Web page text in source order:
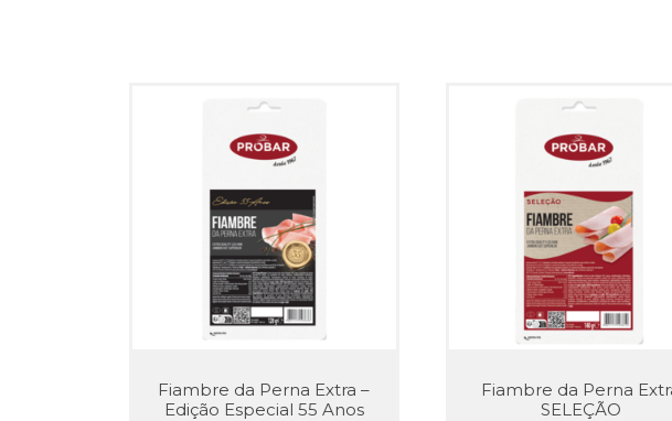
Fiambre da Perna Extra –
Edição Especial 55 Anos
Fiambre da Perna
SELEÇÃO